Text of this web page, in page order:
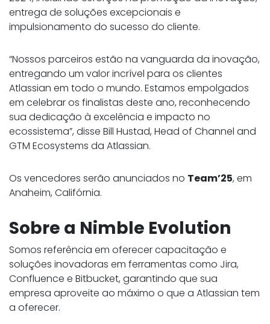
entrega de soluções excepcionais e
impulsionamento do sucesso do cliente.
“Nossos parceiros estão na vanguarda da inovação,
entregando um valor incrível para os clientes
Atlassian em todo o mundo. Estamos empolgados
em celebrar os finalistas deste ano, reconhecendo
sua dedicação à excelência e impacto no
ecossistema”, disse Bill Hustad, Head of Channel and
GTM Ecosystems da Atlassian.
Os vencedores serão anunciados no Team’25, em
Anaheim, Califórnia.
Sobre a Nimble Evolution
Somos referência em oferecer capacitação e
soluções inovadoras em ferramentas como Jira,
Confluence e Bitbucket, garantindo que sua
empresa aproveite ao máximo o que a Atlassian tem
a oferecer.